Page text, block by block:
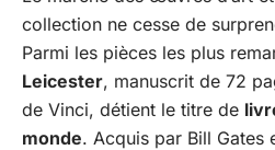
collection ne cesse de
Parmi les pièces les plus
Leicester, manuscrit de 72
de Vinci, détient le titre de
monde. Acquis par Bill Gates